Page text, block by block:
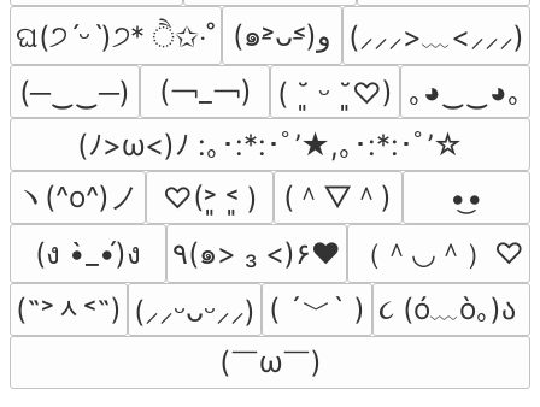
ଘ(੭ˊᵕˋ)੭* ੈ✩‧˚
(๑˃̵ᴗ˂̵)و
(⸝⸝⸝>﹏<⸝⸝⸝)
(─‿‿─)
(￢_￢) ( ˘͈ ᵕ ˘͈♡) ｡◕‿‿◕｡
(ﾉ>ω<)ﾉ :｡･:*:･ﾟ’★,｡･:*:･ﾟ’☆
ヽ(^o^)ノ
♡(˃͈ ˂͈ ) (＾▽＾)
•͜•
(ง •̀_•́)ง
٩(๑> ₃ <)۶♥
（＾◡＾）♡
(˶˃ᆺ˂˶) (⸝⸝ᵕᴗᵕ⸝⸝) ( ´﹀` ) ૮ (ó﹏ò｡)ა
(￣ω￣﻿)